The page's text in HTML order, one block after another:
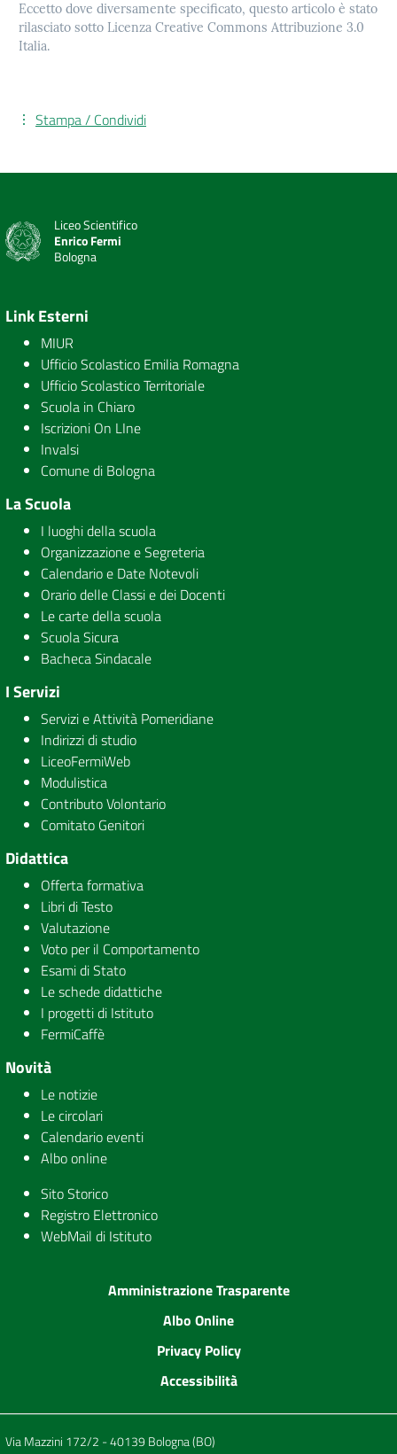
Eccetto dove diversamente specificato, questo articolo è stato
rilasciato sotto Licenza Creative Commons Attribuzione 3.0
Italia.
Stampa / Condividi
Liceo Scientifico
Enrico Fermi
Bologna
Link Esterni
MIUR
Ufficio Scolastico Emilia Romagna
Ufficio Scolastico Territoriale
Scuola in Chiaro
Iscrizioni On LIne
Invalsi
Comune di Bologna
La Scuola
I luoghi della scuola
Organizzazione e Segreteria
Calendario e Date Notevoli
Orario delle Classi e dei Docenti
Le carte della scuola
Scuola Sicura
Bacheca Sindacale
I Servizi
Servizi e Attività Pomeridiane
Indirizzi di studio
LiceoFermiWeb
Modulistica
Contributo Volontario
Comitato Genitori
Didattica
Offerta formativa
Libri di Testo
Valutazione
Voto per il Comportamento
Esami di Stato
Le schede didattiche
I progetti di Istituto
FermiCaffè
Novità
Le notizie
Le circolari
Calendario eventi
Albo online
Sito Storico
Registro Elettronico
WebMail di Istituto
Amministrazione Trasparente
Albo Online
Privacy Policy
Accessibilità
Via Mazzini 172/2 - 40139 Bologna (BO)